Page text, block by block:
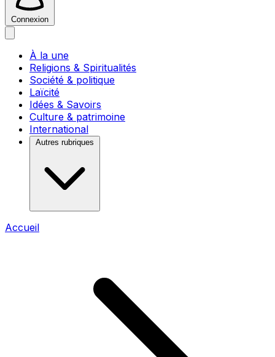
Connexion
À la une
Religions & Spiritualités
Société & politique
Laïcité
Idées & Savoirs
Culture & patrimoine
International
Autres rubriques
Accueil